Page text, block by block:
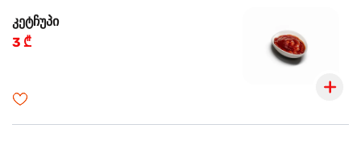
კეტჩუპი
3 ₾